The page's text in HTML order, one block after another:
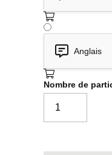
Anglais
Nombre de